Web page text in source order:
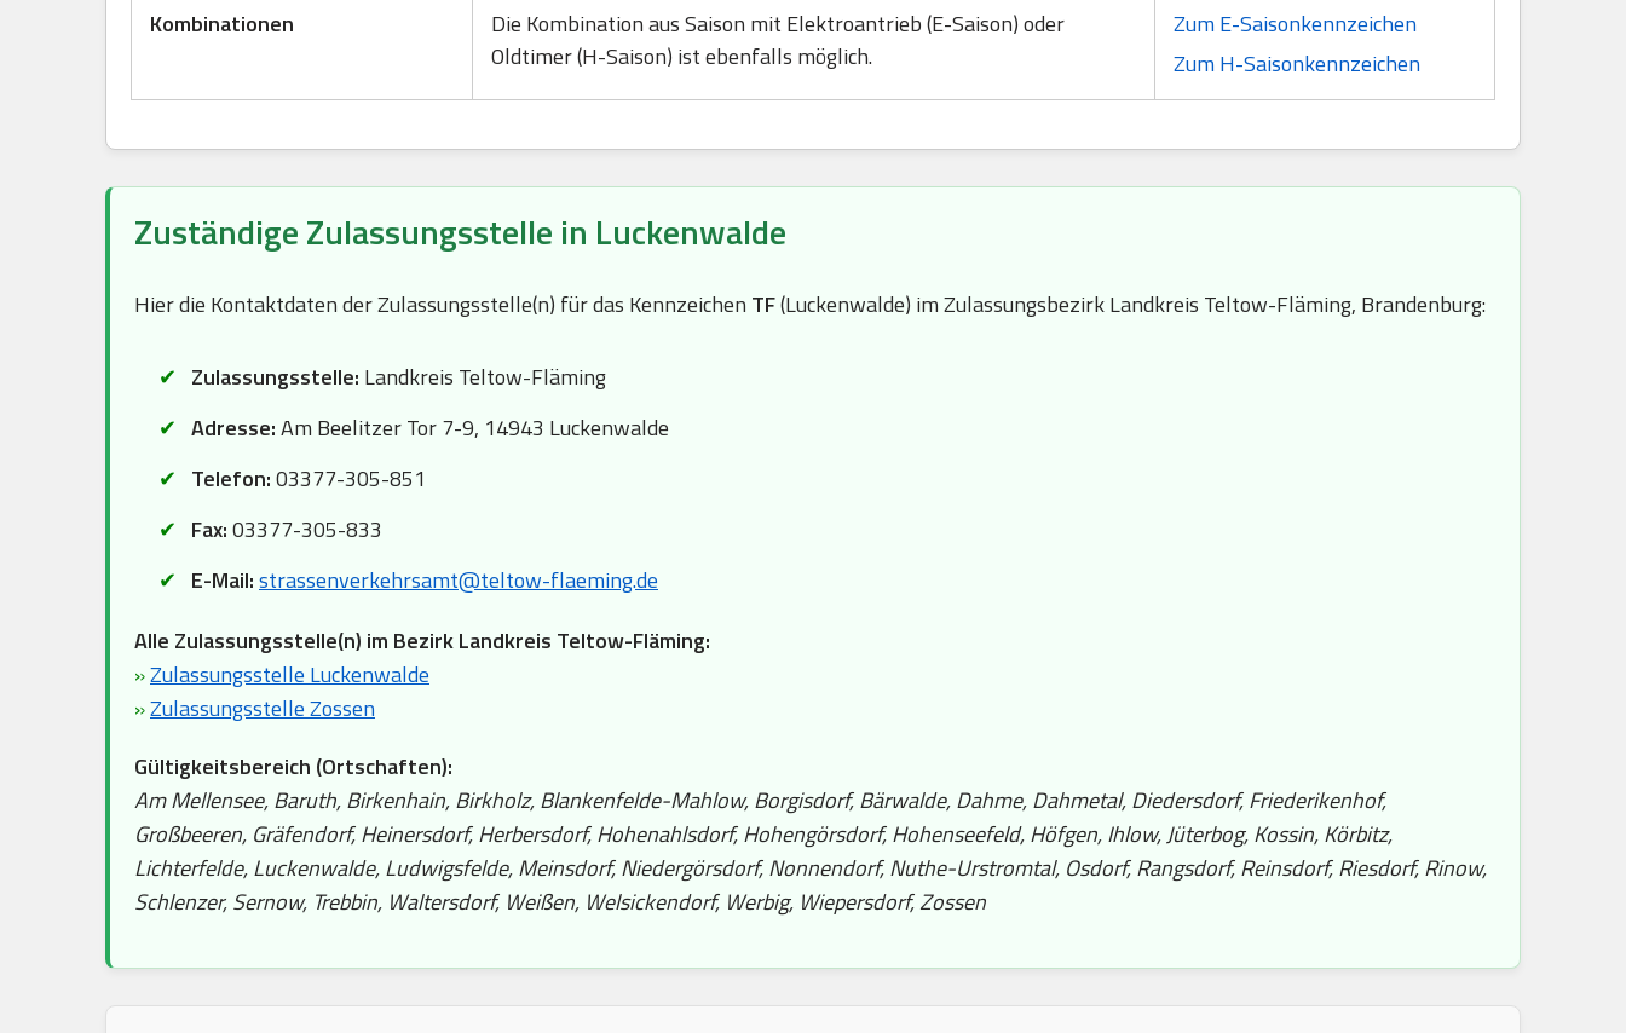
Kombinationen
Die Kombination aus Saison mit Elektroantrieb (E-Saison) oder
Oldtimer (H-Saison) ist ebenfalls möglich.
Zum E-Saisonkennzeichen
Zum H-Saisonkennzeichen
Zuständige Zulassungsstelle in Luckenwalde
Hier die Kontaktdaten der Zulassungsstelle(n) für das Kennzeichen TF(Luckenwalde) im Zulassungsbezirk Landkreis Teltow-Fläming, Brandenburg:
Zulassungsstelle: Landkreis Teltow-Fläming
Adresse:Am Beelitzer Tor 7-9, 14943 Luckenwalde
Telefon:03377-305-851
Fax:03377-305-833
E-Mail:strassenverkehrsamt@teltow-flaeming.de
Alle Zulassungsstelle(n) im Bezirk Landkreis Teltow-Fläming:
»Zulassungsstelle Luckenwalde
»Zulassungsstelle Zossen
Gültigkeitsbereich (Ortschaften):
Am Mellensee, Baruth, Birkenhain, Birkholz, Blankenfelde-Mahlow, Borgisdorf, Bärwalde, Dahme, Dahmetal, Diedersdorf, Friederikenhof,
Großbeeren, Gräfendorf, Heinersdorf, Herbersdorf, Hohenahlsdorf, Hohengörsdorf, Hohenseefeld, Höfgen, Ihlow, Jüterbog, Kossin, Körbitz,
Lichterfelde, Luckenwalde, Ludwigsfelde, Meinsdorf, Niedergörsdorf, Nonnendorf, Nuthe-Urstromtal, Osdorf, Rangsdorf, Reinsdorf, Riesdorf, Rinow,
Schlenzer, Sernow, Trebbin, Waltersdorf, Weißen, Welsickendorf, Werbig, Wiepersdorf, Zossen